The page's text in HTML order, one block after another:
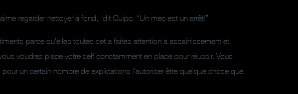
regarder nettoyer à fond, “dit Culpo. “Un mec est un arrêt!”
parce qu’elles toutes set a faites attention à assainissement et
voudrez place votre self constamment en place pour réussir. Vous
un certain nombre de explications l’autoriser être quelque chose que